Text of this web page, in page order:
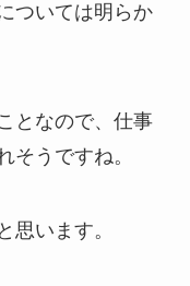
ついては明らか
となので、仕事
そうですね。
思います。